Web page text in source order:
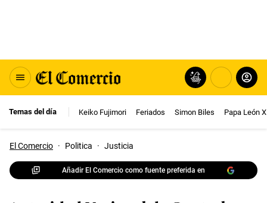
Temas del día Keiko Fujimori Feriados Simon Biles Papa León
El Comercio · Politica · Justicia
Añadir El Comercio como fuente preferida en